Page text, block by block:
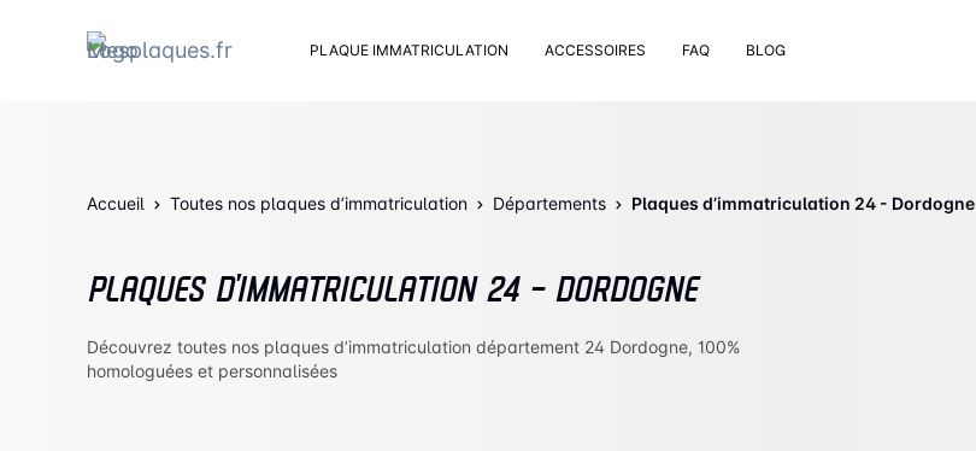
PLAQUE IMMATRICULATION ACCESSOIRES
Kit de nettoyage extérieur
Bouchon valve de pneu
FAQ BLOG
Accueil Toutes nos plaques d’immatriculation Départements Plaques d’immatriculation 24 - Dordogne
PLAQUES D’IMMATRICULATION 24 - DORDOGNE
Découvrez toutes nos plaques d’immatriculation département 24 Dordogne, 100%
homologuées et personnalisées